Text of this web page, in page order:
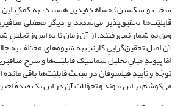
سخت و شکستن) مشاهده‌پذیر هستند، به کمکِ این
قابلیّت‌ها تحقیق‌پذیر می‌شدند و دیگر معضلی
وین به شمار نمی‌رفتند. از آن زمان تا به امروز تحلیلِ
آن اصل تحقیق‌گراییِ کارنپ به شیوه‌های مختلف
امّا پیوندِ میانِ تحلیلِ سمانتیکِ قابلیّت‌ها و شرحِ
توجّه و تأییدِ فیلسوفان در مبحث قابلیّت‌ها باقی
می‌کوشم بر این پیوند و تحوّلاتِ آن در این یک صدۀ